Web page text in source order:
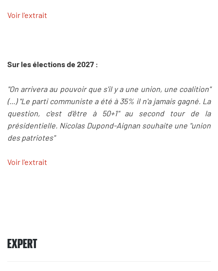
Voir l'extrait
Sur les élections de 2027 :
"On arrivera au pouvoir que s'il y a une union, une coalition"
(...) "Le parti communiste a été à 35% il n'a jamais gagné. La
question, c'est d'être à 50+1" au second tour de la
présidentielle. Nicolas Dupond-Aignan souhaite une "union
des patriotes"
Voir l'extrait
EXPERT